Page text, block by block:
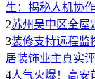
生：揭秘人机协
2苏州吴中区全屋
3装修支持远程监
居装饰业主真实
4人气火爆！高安